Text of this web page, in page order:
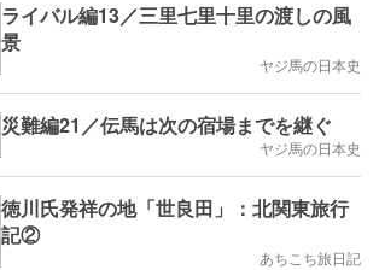
ライバル編13／三里七里十里の渡しの風
景
ヤジ馬の日本史
災難編21／伝馬は次の宿場までを継ぐ
ヤジ馬の日本史
徳川氏発祥の地「世良田」：北関東旅行
記②
あちこち旅日記